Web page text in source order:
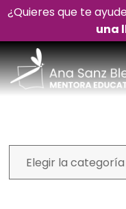
¿Quieres que te
una